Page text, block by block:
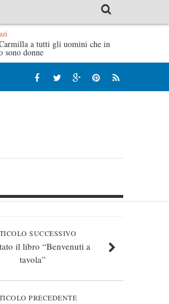
Evansa tutti gli uomini che in
sono donne
SUCCESSIVO
il libro “Benvenuti a
tavola”
PRECEDENTE